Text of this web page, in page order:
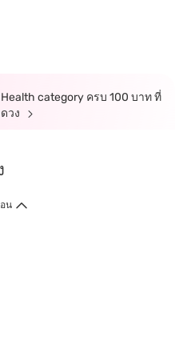
category ครบ 100 บาท ที่
วง
น